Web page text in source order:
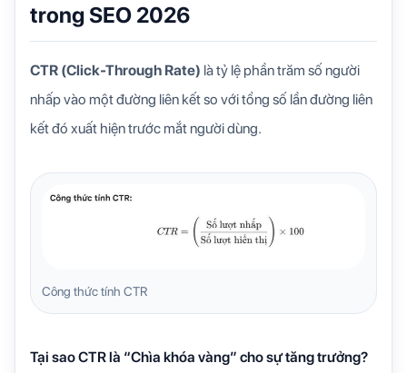
trong SEO 2026
CTR (Click-Through Rate) là tỷ lệ phần trăm số người
nhấp vào một đường liên kết so với tổng số lần đường liên
kết đó xuất hiện trước mắt người dùng.
Công thức tính CTR
Tại sao CTR là “Chìa khóa vàng” cho sự tăng trưởng?